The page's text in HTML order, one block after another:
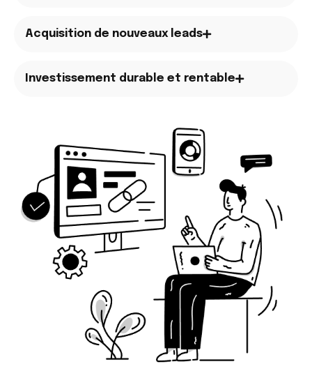
Acquisition de nouveaux leads
Investissement durable et rentable